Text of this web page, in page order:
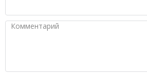
Комментарий